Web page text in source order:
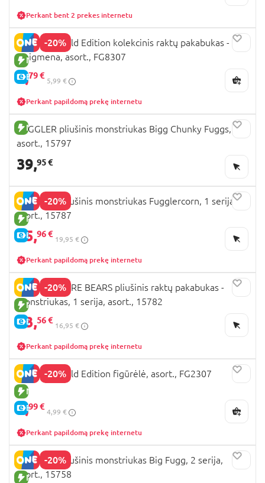
Perkant bent 2 prekes internetu
-20%
NAUJA PREKĖ
E-KAINA
FUGGLER Gold Edition kolekcinis raktų pakabukas -
staigmena, asort., FG8307
4,79 €
5,99 €
Perkant papildomą prekę internetu
NAUJA PREKĖ
FUGGLER pliušinis monstriukas Bigg Chunky Fuggs,
asort., 15797
39,95 €
-20%
NAUJA PREKĖ
E-KAINA
FUGGLER pliušinis monstriukas Fugglercorn, 1 serija,
asort., 15787
15,96 €
19,95 €
Perkant papildomą prekę internetu
-20%
NAUJA PREKĖ
E-KAINA
FUGGLER CARE BEARS pliušinis raktų pakabukas -
monstriukas, 1 serija, asort., 15782
13,56 €
16,95 €
Perkant papildomą prekę internetu
-20%
NAUJA PREKĖ
E-KAINA
FUGGLER Gold Edition figūrėlė, asort., FG2307
3,99 €
4,99 €
Perkant papildomą prekę internetu
-20%
NAUJA PREKĖ
FUGGLER pliušinis monstriukas Big Fugg, 2 serija,
asort., 15758